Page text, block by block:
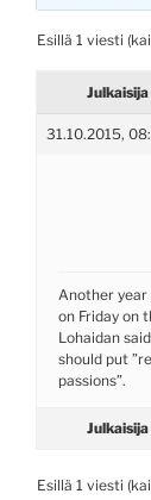
Esillä 1 viesti
Julkaisija
31.10.2015,
Another year
on Friday on
Lohaidan
should put
passions”.
Julkaisija
Esillä 1 viesti